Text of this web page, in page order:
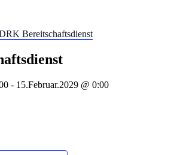
Bereitschaftsdienst
- 15.Februar.2029 @ 0:00